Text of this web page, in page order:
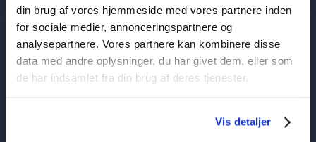
din brug af vores hjemmeside med vores partnere inden
for sociale medier, annonceringspartnere og
analysepartnere. Vores partnere kan kombinere disse
data med andre oplysninger, du har givet dem, eller som
de har indsamlet fra din brug af deres tjenester.
Vis detaljer